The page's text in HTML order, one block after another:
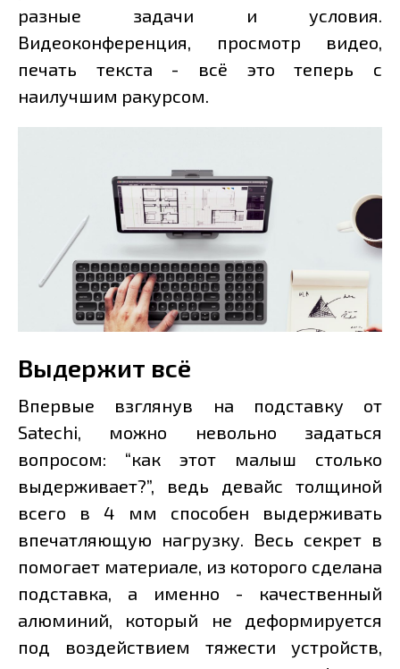
разные задачи и условия.
Видеоконференция, просмотр видео,
печать текста - всё это теперь с
наилучшим ракурсом.
Выдержит всё
Впервые взглянув на подставку от
Satechi, можно невольно задаться
вопросом: “как этот малыш столько
выдерживает?”, ведь девайс толщиной
всего в 4 мм способен выдерживать
впечатляющую нагрузку. Весь секрет в
помогает материале, из которого сделана
подставка, а именно - качественный
алюминий, который не деформируется
под воздействием тяжести устройств,